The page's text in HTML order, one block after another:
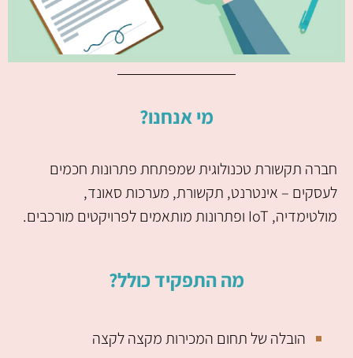
מי אנחנו?
חברה תקשורת טכנולוגית שמפתחת פתרונות חכמים
לעסקים – אינטרנט, תקשורת, מערכות סאונד,
מולטימדיה, IoT ופתרונות מותאמים לפרויקטים מורכבים.
מה התפקיד כולל?
הובלה של תחום המכירות מקצה לקצה